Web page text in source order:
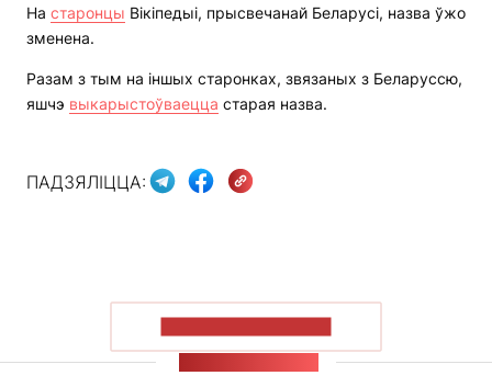
На старонцы Вікіпедыі, прысвечанай Беларусі, назва ўжо
зменена.
Разам з тым на іншых старонках, звязаных з Беларуссю,
яшчэ выкарыстоўваецца старая назва.
ПАДЗЯЛІЦЦА: